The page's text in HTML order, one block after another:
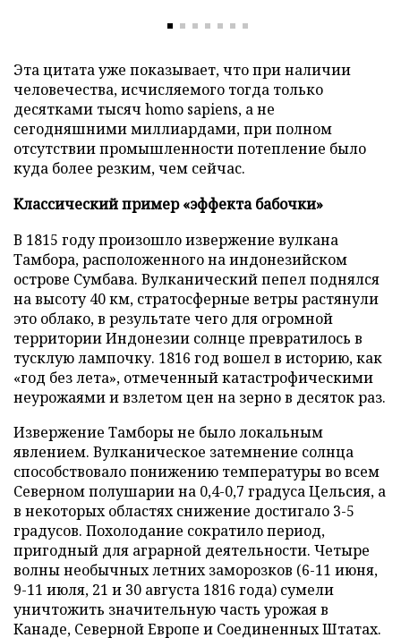
Эта цитата уже показывает, что при наличии
человечества, исчисляемого тогда только
десятками тысяч homo sapiens, а не
сегодняшними миллиардами, при полном
отсутствии промышленности потепление было
куда более резким, чем сейчас.
Классический пример «эффекта бабочки»
В 1815 году произошло извержение вулкана
Тамбора, расположенного на индонезийском
острове Сумбава. Вулканический пепел поднялся
на высоту 40 км, стратосферные ветры растянули
это облако, в результате чего для огромной
территории Индонезии солнце превратилось в
тусклую лампочку. 1816 год вошел в историю, как
«год без лета», отмеченный катастрофическими
неурожаями и взлетом цен на зерно в десяток раз.
Извержение Тамборы не было локальным
явлением. Вулканическое затемнение солнца
способствовало понижению температуры во всем
Северном полушарии на 0,4-0,7 градуса Цельсия, а
в некоторых областях снижение достигало 3-5
градусов. Похолодание сократило период,
пригодный для аграрной деятельности. Четыре
волны необычных летних заморозков (6-11 июня,
9-11 июля, 21 и 30 августа 1816 года) сумели
уничтожить значительную часть урожая в
Канаде, Северной Европе и Соединенных Штатах.